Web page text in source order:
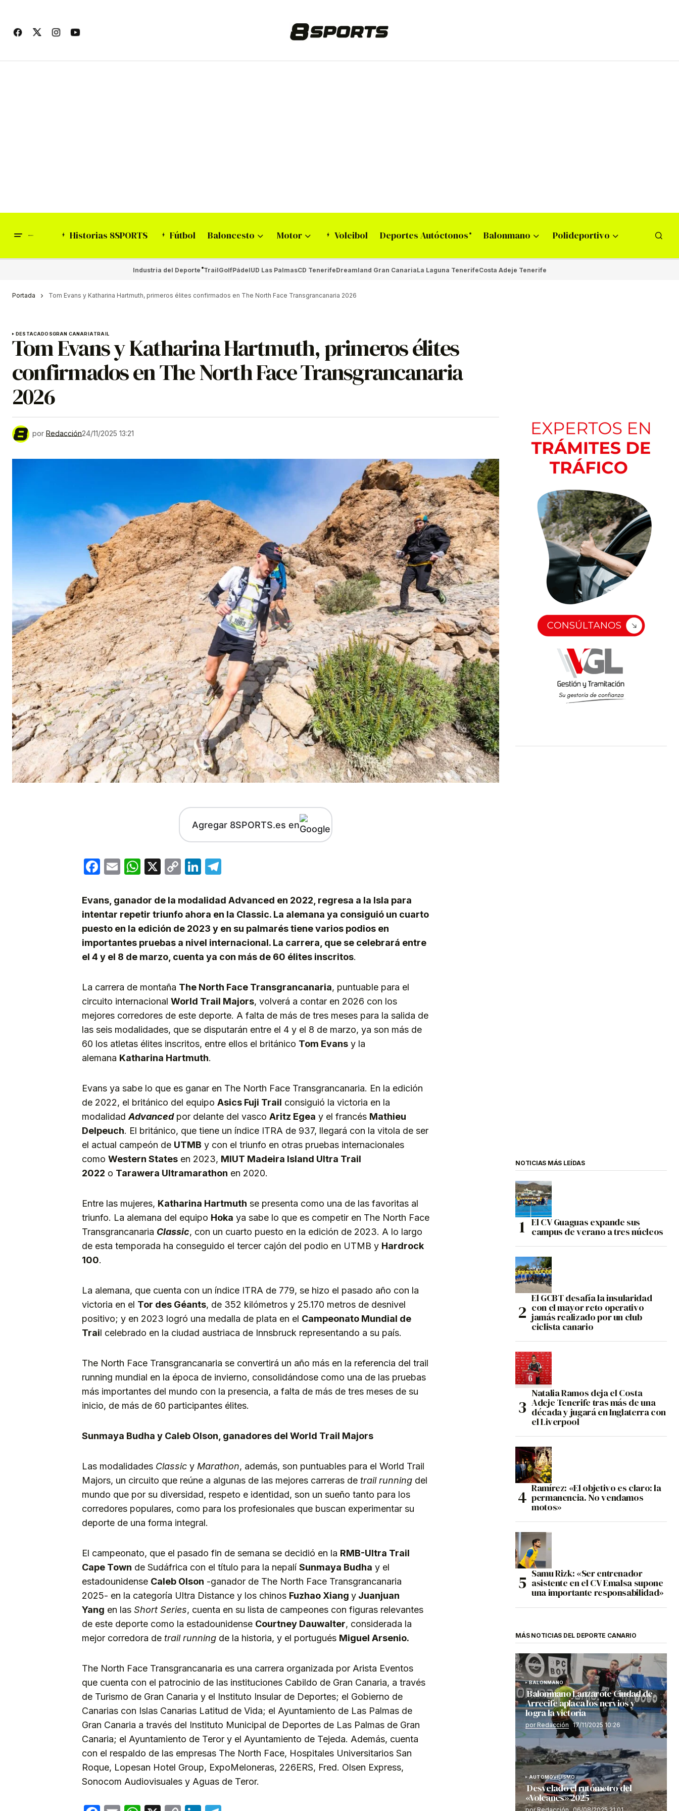
Historias 8SPORTS Fútbol Baloncesto Motor Voleibol Deportes Autóctonos Balonmano Polideportivo
Industria del Deporte TrailGolfPádelUD Las PalmasCD TenerifeDreamland Gran CanariaLa Laguna TenerifeCosta Adeje Tenerife
Portada Tom Evans y Katharina Hartmuth, primeros élites confirmados en The North Face Transgrancanaria 2026
DESTACADOSGRAN CANARIATRAIL
Tom Evans y Katharina Hartmuth, primeros élites
confirmados en The North Face Transgrancanaria
2026
por Redacción24/11/2025 13:21
Agregar 8SPORTS.es en
Facebook
EmailWhatsApp
X
CopyLinkedIn
Evans, ganador de la modalidad Advanced en 2022, regresa a la Isla para
intentar repetir triunfo ahora en la Classic. La alemana ya consiguió un cuarto
puesto en la edición de 2023 y en su palmarés tiene varios podios en
importantes pruebas a nivel internacional. La carrera, que se celebrará entre
el 4 y el 8 de marzo, cuenta ya con más de 60 élites inscritos.
La carrera de montaña The North Face Transgrancanaria, puntuable para el
circuito internacional World Trail Majors, volverá a contar en 2026 con los
mejores corredores de este deporte. A falta de más de tres meses para la salida de
las seis modalidades, que se disputarán entre el 4 y el 8 de marzo, ya son más de
60 los atletas élites inscritos, entre ellos el británico Tom Evans y la
alemana Katharina Hartmuth.
Evans ya sabe lo que es ganar en The North Face Transgrancanaria. En la edición
de 2022, el británico del equipo Asics Fuji Trail consiguió la victoria en la
modalidad Advancedpor delante del vasco Aritz Egea y el francés Mathieu
Delpeuch. El británico, que tiene un índice ITRA de 937, llegará con la vitola de ser
el actual campeón de UTMB y con el triunfo en otras pruebas internacionales
como Western States en 2023, MIUT Madeira Island Ultra Trail
2022 o Tarawera Ultramarathon en 2020.
Entre las mujeres, Katharina Hartmuth se presenta como una de las favoritas al
triunfo. La alemana del equipo Hoka ya sabe lo que es competir en The North Face
Transgrancanaria Classic, con un cuarto puesto en la edición de 2023. A lo largo
de esta temporada ha conseguido el tercer cajón del podio en UTMB y Hardrock
100.
La alemana, que cuenta con un índice ITRA de 779, se hizo el pasado año con la
victoria en el Tor des Géants, de 352 kilómetros y 25.170 metros de desnivel
positivo; y en 2023 logró una medalla de plata en el Campeonato Mundial de
Trail celebrado en la ciudad austriaca de Innsbruck representando a su país.
The North Face Transgrancanaria se convertirá un año más en la referencia del trail
running mundial en la época de invierno, consolidándose como una de las pruebas
más importantes del mundo con la presencia, a falta de más de tres meses de su
inicio, de más de 60 participantes élites.
Sunmaya Budha y Caleb Olson, ganadores del World Trail Majors
Las modalidades Classic y Marathon, además, son puntuables para el World Trail
Majors, un circuito que reúne a algunas de las mejores carreras de trail running del
mundo que por su diversidad, respeto e identidad, son un sueño tanto para los
corredores populares, como para los profesionales que buscan experimentar su
deporte de una forma integral.
El campeonato, que el pasado fin de semana se decidió en la RMB-Ultra Trail
Cape Town de Sudáfrica con el título para la nepalí Sunmaya Budha y el
estadounidense Caleb Olson -ganador de The North Face Transgrancanaria
2025- en la categoría Ultra Distance y los chinos Fuzhao Xiang y Juanjuan
Yang en las Short Series, cuenta en su lista de campeones con figuras relevantes
de este deporte como la estadounidense Courtney Dauwalter, considerada la
mejor corredora de trail running de la historia, y el portugués Miguel Arsenio.
The North Face Transgrancanaria es una carrera organizada por Arista Eventos
que cuenta con el patrocinio de las instituciones Cabildo de Gran Canaria, a través
de Turismo de Gran Canaria y el Instituto Insular de Deportes; el Gobierno de
Canarias con Islas Canarias Latitud de Vida; el Ayuntamiento de Las Palmas de
Gran Canaria a través del Instituto Municipal de Deportes de Las Palmas de Gran
Canaria; el Ayuntamiento de Teror y el Ayuntamiento de Tejeda. Además, cuenta
con el respaldo de las empresas The North Face, Hospitales Universitarios San
Roque, Lopesan Hotel Group, ExpoMeloneras, 226ERS, Fred. Olsen Express,
Sonocom Audiovisuales y Aguas de Teror.
NOTICIAS MÁS LEÍDAS
El CV Guaguas expande sus
campus de verano a tres núcleos
El GCBT desafía la insularidad
con el mayor reto operativo
jamás realizado por un club
ciclista canario
Natalia Ramos deja el Costa
Adeje Tenerife tras más de una
década y jugará en Inglaterra con
el Liverpool
Ramírez: «El objetivo es claro: la
permanencia. No vendamos
motos»
Samu Rizk: «Ser entrenador
asistente en el CV Emalsa supone
una importante responsabilidad»
MÁS NOTICIAS DEL DEPORTE CANARIO
BALONMANO
Balonmano Lanzarote Ciudad de
Arrecife aplaca los nervios y
logra la victoria
por Redacción 17/11/2025 10:26
AUTOMOVILISMO
Desvelado el rutómetro del
«Volcanes» 2025